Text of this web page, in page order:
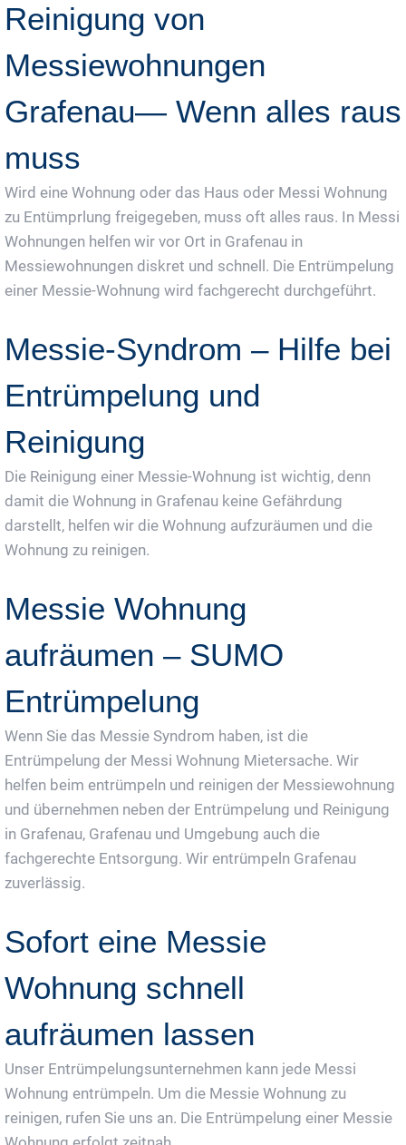
Reinigung von
Messiewohnungen
Grafenau— Wenn alles raus
muss
Wird eine Wohnung oder das Haus oder Messi Wohnung
zu Entümprlung freigegeben, muss oft alles raus. In Messi
Wohnungen helfen wir vor Ort in Grafenau in
Messiewohnungen diskret und schnell. Die Entrümpelung
einer Messie-Wohnung wird fachgerecht durchgeführt.
Messie-Syndrom – Hilfe bei
Entrümpelung und
Reinigung
Die Reinigung einer Messie-Wohnung ist wichtig, denn
damit die Wohnung in Grafenau keine Gefährdung
darstellt, helfen wir die Wohnung aufzuräumen und die
Wohnung zu reinigen.
Messie Wohnung
aufräumen – SUMO
Entrümpelung
Wenn Sie das Messie Syndrom haben, ist die
Entrümpelung der Messi Wohnung Mietersache. Wir
helfen beim entrümpeln und reinigen der Messiewohnung
und übernehmen neben der Entrümpelung und Reinigung
in Grafenau, Grafenau und Umgebung auch die
fachgerechte Entsorgung. Wir entrümpeln Grafenau
zuverlässig.
Sofort eine Messie
Wohnung schnell
aufräumen lassen
Unser Entrümpelungsunternehmen kann jede Messi
Wohnung entrümpeln. Um die Messie Wohnung zu
reinigen, rufen Sie uns an. Die Entrümpelung einer Messie